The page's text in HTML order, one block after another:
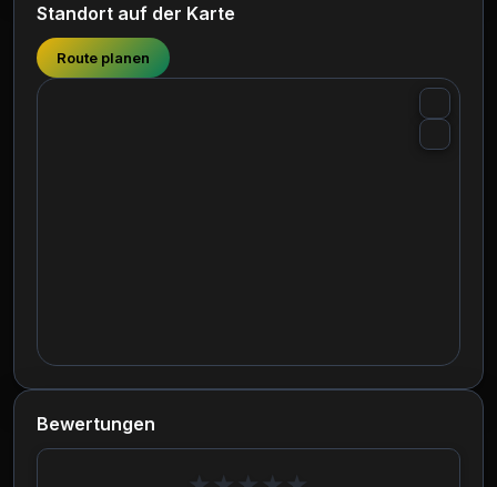
Standort auf der Karte
Route planen
Bewertungen